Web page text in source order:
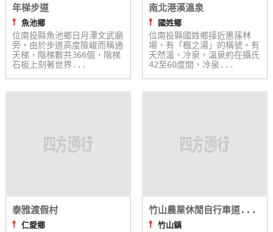
年梯步道
⫯ 魚池鄉
位南投縣魚池鄉日月潭文武廟
旁，由於步道高度險峻而稱通
天梯，階梯數共366個，階梯
石板上刻著世界...
南北港溪溫泉
⫯
國姓鄉
位南投縣國姓鄉接近惠蓀林
場，有「楓之湯」的稱號。有
天然溫、冷泉，溫泉約在攝氏
42至60度間，冷泉...
泰雅渡假村
⫯ 仁愛鄉
竹山農業休閒自行車道...
⫯ 竹山鎮